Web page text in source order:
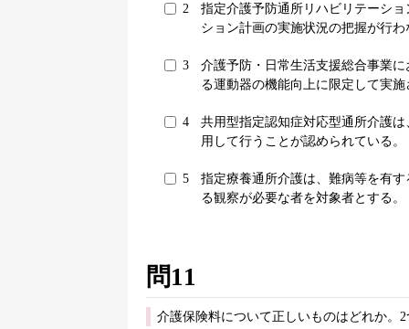
2
指定介護予防通所リハビリテーシ
ション計画の実施状況の把握が行
3
介護予防・日常生活支援総合事業
る運動器の機能向上に限定して実施
4
共用型指定認知症対応型通所介護
用して行うことが認められている。
5
指定療養通所介護は、難病等を有
る観察が必要な者を対象者とする。
問11
介護保険料について正しいものはどれか。